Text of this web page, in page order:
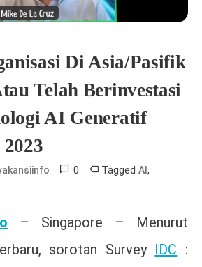
Di Asia/Pasifik
Telah Berinvestasi
AI Generatif
0 Tagged AI ,
– Singapore – Menurut
sorotan Survey IDC :